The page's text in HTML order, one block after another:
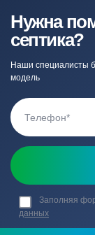
Нужна
септика?
Наши специалисты
модель
Заполняя
данных